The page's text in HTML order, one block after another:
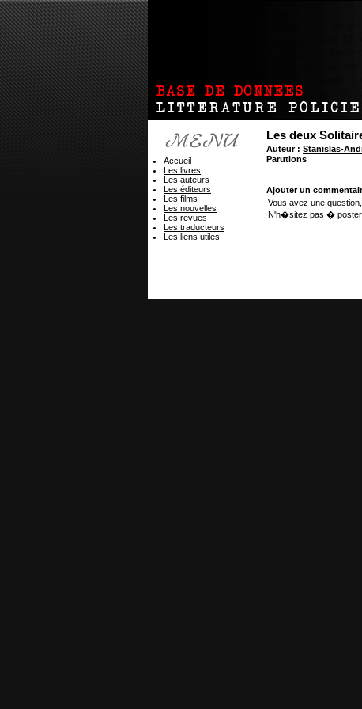
Les deux
Auteur : Stanislas-
Parutions
Ajouter un
Vous avez une
N'h�sitez pas � poster
Accueil
Les livres
Les auteurs
Les éditeurs
Les films
Les nouvelles
Les revues
Les traducteurs
Les liens utiles